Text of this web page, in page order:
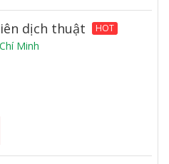
dịch thuật HOT
Minh